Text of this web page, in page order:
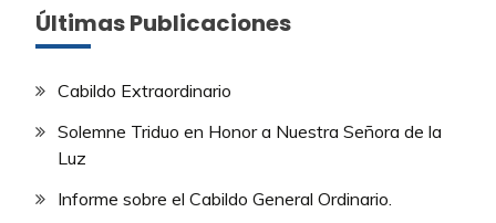
Últimas Publicaciones
Cabildo Extraordinario
Solemne Triduo en Honor a Nuestra Señora de la
Luz
Informe sobre el Cabildo General Ordinario.